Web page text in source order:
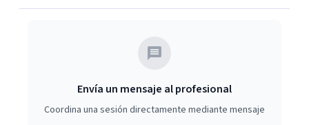
Envía un mensaje al profesional
Coordina una sesión directamente mediante mensaje